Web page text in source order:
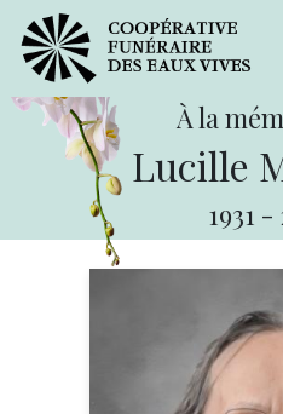
À la
Lucille
1931 -